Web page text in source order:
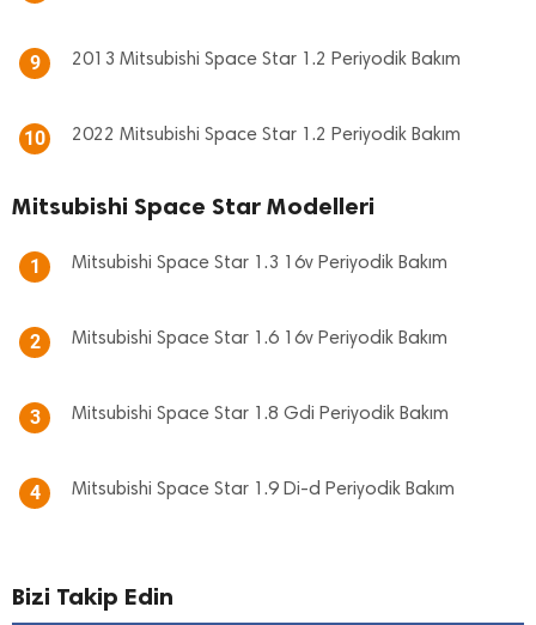
9 2013 Mitsubishi Space Star 1.2 Periyodik Bakım
10 2022 Mitsubishi Space Star 1.2 Periyodik Bakım
Mitsubishi Space Star Modelleri
1 Mitsubishi Space Star 1.3 16v Periyodik Bakım
2 Mitsubishi Space Star 1.6 16v Periyodik Bakım
3 Mitsubishi Space Star 1.8 Gdi Periyodik Bakım
4 Mitsubishi Space Star 1.9 Di-d Periyodik Bakım
Bizi Takip Edin